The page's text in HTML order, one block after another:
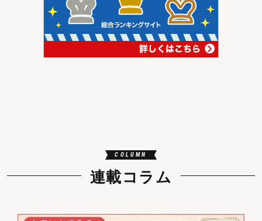
COLUMN
連載コラム